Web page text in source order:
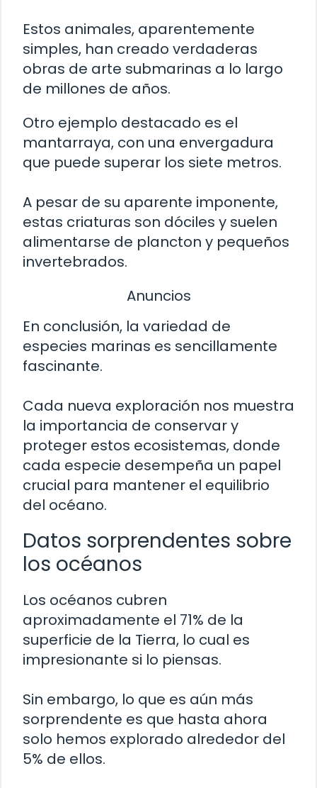
Estos animales, aparentemente
simples, han creado verdaderas
obras de arte submarinas a lo largo
de millones de años.
Otro ejemplo destacado es el
mantarraya, con una envergadura
que puede superar los siete metros.
A pesar de su aparente imponente,
estas criaturas son dóciles y suelen
alimentarse de plancton y pequeños
invertebrados.
Anuncios
En conclusión, la variedad de
especies marinas es sencillamente
fascinante.
Cada nueva exploración nos muestra
la importancia de conservar y
proteger estos ecosistemas, donde
cada especie desempeña un papel
crucial para mantener el equilibrio
del océano.
Datos sorprendentes sobre
los océanos
Los océanos cubren
aproximadamente el 71% de la
superficie de la Tierra, lo cual es
impresionante si lo piensas.
Sin embargo, lo que es aún más
sorprendente es que hasta ahora
solo hemos explorado alrededor del
5% de ellos.